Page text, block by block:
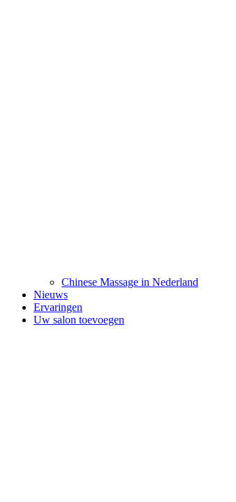
Chinese Massage in Nederland
Nieuws
Ervaringen
Uw salon toevoegen